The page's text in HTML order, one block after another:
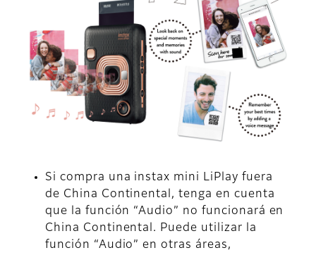
Si compra una instax mini LiPlay fuera
de China Continental, tenga en cuenta
que la función “Audio” no funcionará en
China Continental. Puede utilizar la
función “Audio” en otras áreas,